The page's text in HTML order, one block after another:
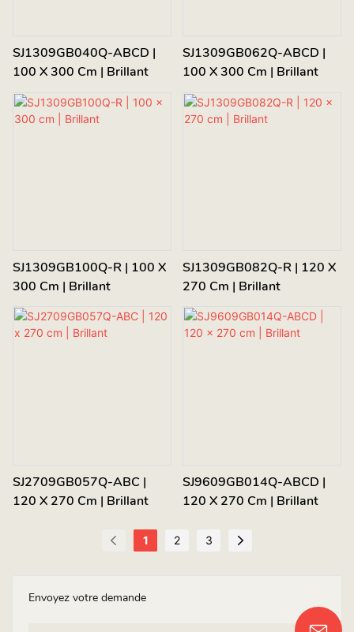
Envoyez votre demande
SJ1309GB040Q-ABCD |
100 X 300 Cm | Brillant
SJ1309GB062Q-ABCD |
100 X 300 Cm | Brillant
SJ1309GB100Q-R | 100 X
300 Cm | Brillant
SJ1309GB082Q-R | 120 X
270 Cm | Brillant
SJ2709GB057Q-ABC |
120 X 270 Cm | Brillant
SJ9609GB014Q-ABCD |
120 X 270 Cm | Brillant
1 2 3